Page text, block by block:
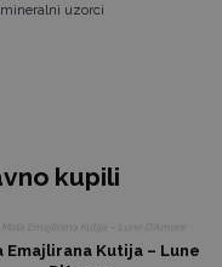
uzorci
kupili
Emajlirana Kutija – Lune